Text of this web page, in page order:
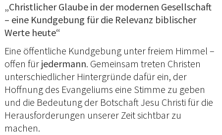
„Christlicher Glaube in der modernen Gesellschaft
– eine Kundgebung für die Relevanz biblischer
Werte heute“
Eine öffentliche Kundgebung unter freiem Himmel –
offen für jedermann. Gemeinsam treten Christen
unterschiedlicher Hintergründe dafür ein, der
Hoffnung des Evangeliums eine Stimme zu geben
und die Bedeutung der Botschaft Jesu Christi für die
Herausforderungen unserer Zeit sichtbar zu
machen.